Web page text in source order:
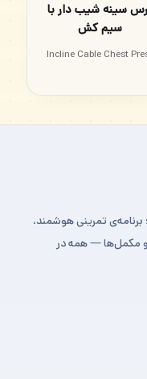
سینه شیب دار با
سیم کش
Incline Cable Chest
تمرینی هوشمند،
و مکمل‌ها — همه در